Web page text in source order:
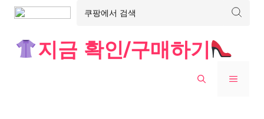
지금 확인/구매하기
MENU